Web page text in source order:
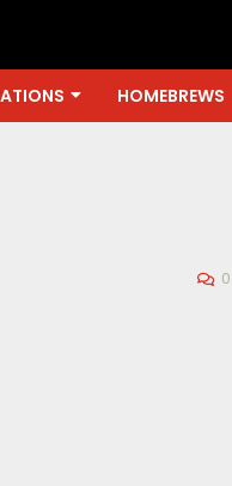
HOMEBREWS
0